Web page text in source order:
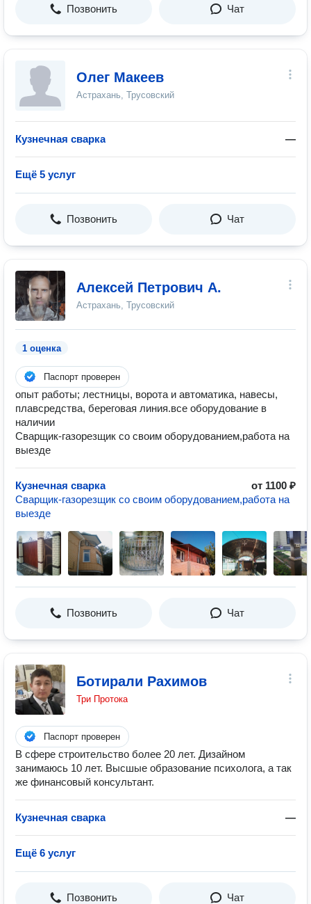
Позвонить Чат
Олег Макеев
Астрахань, Трусовский
Кузнечная сварка —
Ещё 5 услуг
Позвонить Чат
Алексей Петрович А.
Астрахань, Трусовский
1 оценка
Паспорт проверен
опыт работы; лестницы, ворота и автоматика, навесы,
плавсредства, береговая линия.все оборудование в
наличии
Сварщик-газорезщик со своим оборудованием,работа на
выезде
Кузнечная сварка
от 1100 ₽
Сварщик-газорезщик со своим оборудованием,работа на
выезде
Позвонить Чат
Ботирали Рахимов
Три Протока
Паспорт проверен
В сфере строительство более 20 лет. Дизайном
занимаюсь 10 лет. Высшые образование психолога, а так
же финансовый консультант.
Кузнечная сварка —
Ещё 6 услуг
Позвонить Чат